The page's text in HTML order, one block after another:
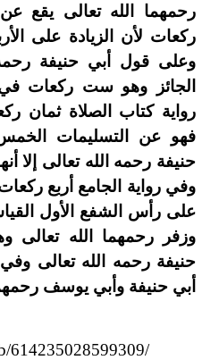
رحمهما الله تعالى يقع
ركعات لأن الزيادة على
وعلى قول أبي حنيفة
الجائز وهو ست ركعات في
رواية كتاب الصلاة
فهو عن التسليمات
حنيفة رحمه الله تعالى إلا
وفي رواية الجامع أربع
على رأس الشفع الأول
وزفر رحمهما الله تعالى
حنيفة رحمه الله تعالى
أبي حنيفة وأبي يوسف
614235028599309/